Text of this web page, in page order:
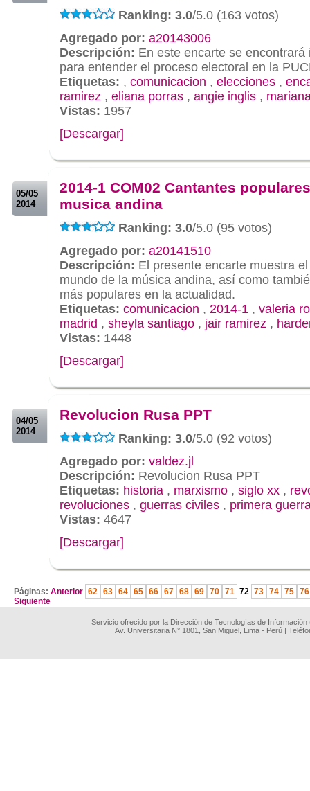
Ranking: 3.0/5.0 (163 votos)
Agregado por: a20143006
Descripción: En este encarte se
para entender el proceso electoral en la
Etiquetas: , comunicacion , elecciones ,
ramirez , eliana porras , angie inglis ,
Vistas: 1957
[Descargar]
05/05
2014
2014-1 COM02 Cantantes
musica andina
Ranking: 3.0/5.0 (95 votos)
Agregado por: a20141510
Descripción: El presente encarte muestra
mundo de la música andina, así como
más populares en la actualidad.
Etiquetas: comunicacion , 2014-1 , valeria
madrid , sheyla santiago , jair ramirez ,
Vistas: 1448
[Descargar]
04/05
2014
Revolucion Rusa PPT
Ranking: 3.0/5.0 (92 votos)
Agregado por: valdez.jl
Descripción: Revolucion Rusa PPT
Etiquetas: historia , marxismo , siglo xx ,
revoluciones , guerras civiles , primera
Vistas: 4647
[Descargar]
Páginas: Anterior 62 63 64 65 66 67 68 69 70 71 72 73 74 75 76
Siguiente
Servicio ofrecido por la Dirección de Tecnologías de
Av. Universitaria N° 1801, San Miguel, Lima - Perú |